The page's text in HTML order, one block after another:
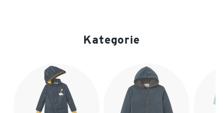
Kategorie